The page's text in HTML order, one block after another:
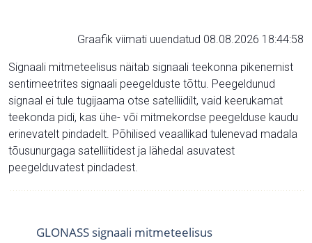
Graafik viimati uuendatud 08.08.2026 18:44:58
Signaali mitmeteelisus näitab signaali teekonna pikenemist
sentimeetrites signaali peegelduste tõttu. Peegeldunud
signaal ei tule tugijaama otse satelliidilt, vaid keerukamat
teekonda pidi, kas ühe- või mitmekordse peegelduse kaudu
erinevatelt pindadelt. Põhilised veaallikad tulenevad madala
tõusunurgaga satelliitidest ja lähedal asuvatest
peegelduvatest pindadest.
GLONASS signaali mitmeteelisus